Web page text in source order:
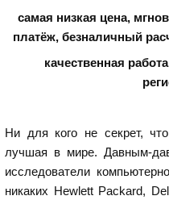
самая низкая цена,
платёж, безналичный
качественная
Ни для кого не секрет,
лучшая в мире. Давным-
исследователи
никаких Hewlett Packard,